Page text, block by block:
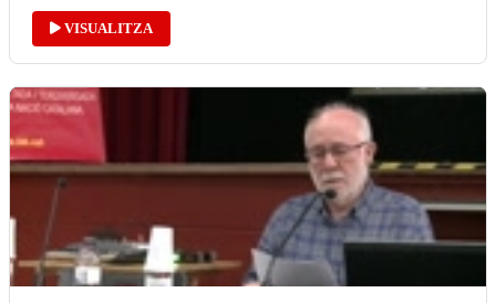
VISUALITZA